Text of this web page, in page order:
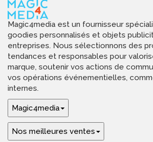
Magic4media est un fournisseur
goodies personnalisés et objets
entreprises. Nous sélectionnons des
tendances et responsables pour
marque, soutenir vos actions de
vos opérations événementielles,
internes.
Magic4media
Nos meilleures ventes